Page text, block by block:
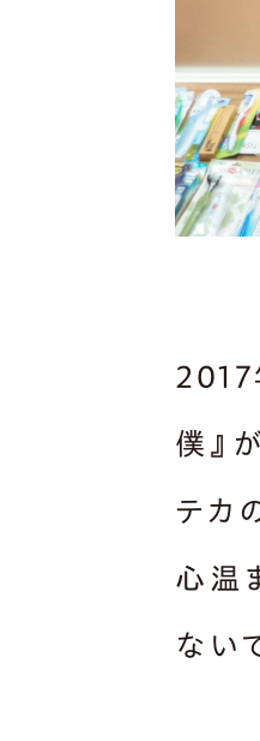
2017
僕』
テカ
心温
ない